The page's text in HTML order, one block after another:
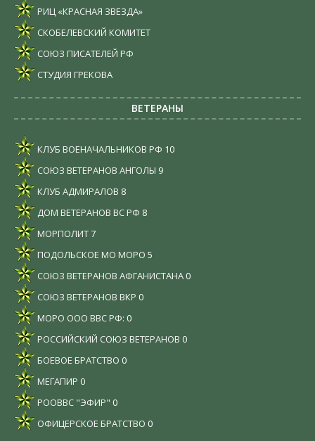
РИЦ «КРАСНАЯ ЗВЕЗДА»
СКОБЕЛЕВСКИЙ КОМИТЕТ
СОЮЗ ПИСАТЕЛЕЙ РФ
СТУДИЯ ГРЕКОВА
ВЕТЕРАНЫ
КЛУБ ВОЕНАЧАЛЬНИКОВ РФ 10
СОЮЗ ВЕТЕРАНОВ АНГОЛЫ 9
КЛУБ АДМИРАЛОВ 8
ДОМ ВЕТЕРАНОВ ВС РФ 8
МОРПОЛИТ7
ПОДОЛЬСКОЕ МО МОРО 5
СОЮЗ ВЕТЕРАНОВ АФГАНИСТАНА 0
СОЮЗ ВЕТЕРАНОВ ВКР 0
МОРО ООО ВВС РФ: 0
РОССИЙСКИЙ СОЮЗ ВЕТЕРАНОВ 0
БОЕВОЕ БРАТСТВО 0
МЕГАПИР 0
РООВВС "ЭФИР" 0
ОФИЦЕРСКОЕ БРАТСТВО 0